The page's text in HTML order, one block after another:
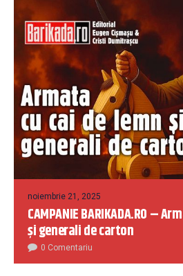
noiembrie 21, 2025
CAMPANIE BARIKADA.RO –
și generali de carton
0 Comentariu